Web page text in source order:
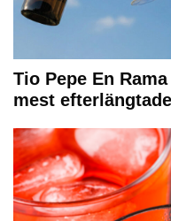
Tio Pepe En
mest